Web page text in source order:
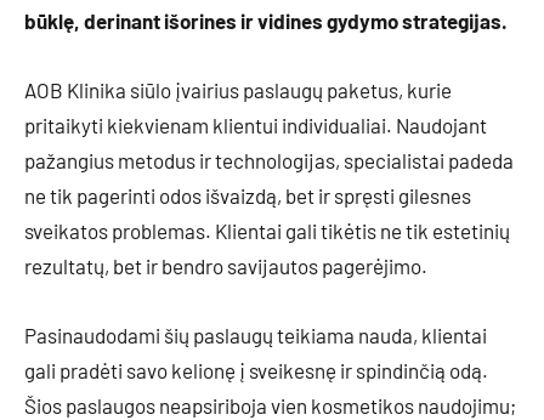
būklę, derinant išorines ir vidines gydymo strategijas.
AOB Klinika siūlo įvairius paslaugų paketus, kurie
pritaikyti kiekvienam klientui individualiai. Naudojant
pažangius metodus ir technologijas, specialistai padeda
ne tik pagerinti odos išvaizdą, bet ir spręsti gilesnes
sveikatos problemas. Klientai gali tikėtis ne tik estetinių
rezultatų, bet ir bendro savijautos pagerėjimo.
Pasinaudodami šių paslaugų teikiama nauda, klientai
gali pradėti savo kelionę į sveikesnę ir spindinčią odą.
Šios paslaugos neapsiriboja vien kosmetikos naudojimu;